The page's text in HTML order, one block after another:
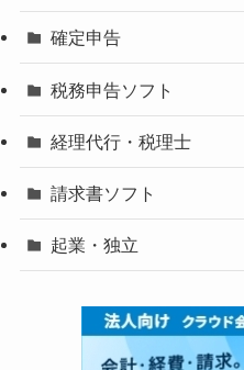
確定申告
税務申告ソフト
経理代行・税理士
請求書ソフト
起業・独立